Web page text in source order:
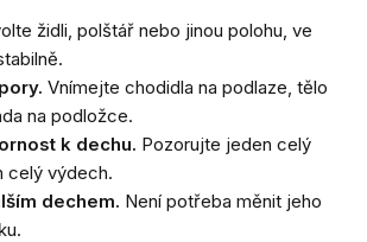
židli, polštář nebo jinou polohu, ve
Vnímejte chodidla na podlaze, tělo
na podložce.
k dechu. Pozorujte jeden celý
celý výdech.
dechem. Není potřeba měnit jeho